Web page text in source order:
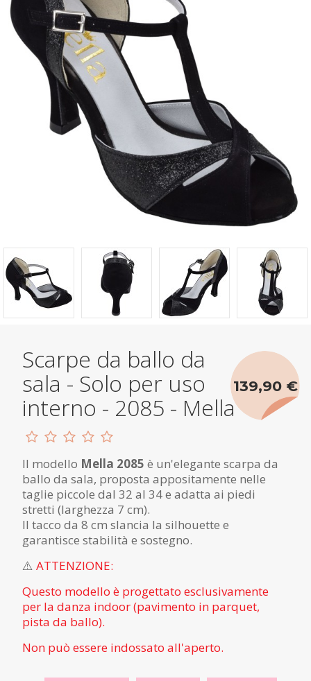
Scarpe da ballo da
sala - Solo per uso
interno - 2085 - Mella
Il modello Mella 2085 è un'elegante scarpa da
ballo da sala, proposta appositamente nelle
taglie piccole dal 32 al 34 e adatta ai piedi
stretti (larghezza 7 cm).
Il tacco da 8 cm slancia la silhouette e
garantisce stabilità e sostegno.
⚠️ ATTENZIONE:
Questo modello è progettato esclusivamente
per la danza indoor (pavimento in parquet,
pista da ballo).
Non può essere indossato all'aperto.
139,90 €